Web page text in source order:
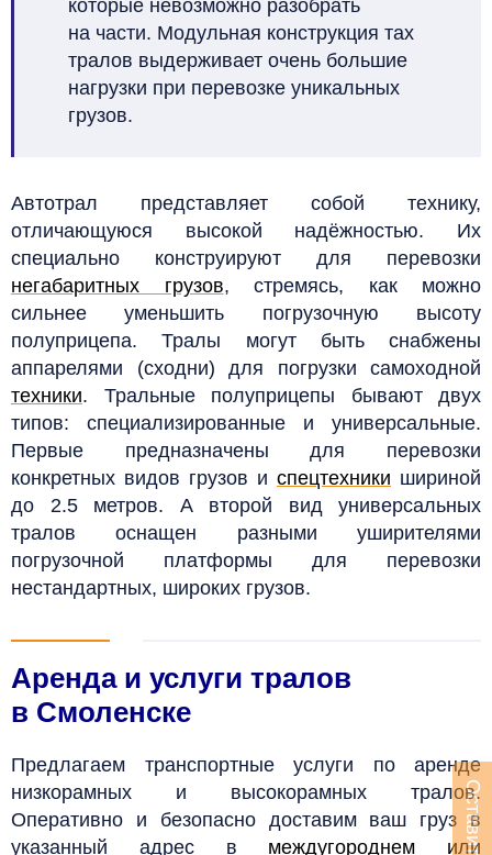
которые невозможно разобрать
на части. Модульная конструкция тах
тралов выдерживает очень большие
нагрузки при перевозке уникальных
грузов.
Автотрал представляет собой технику,
отличающуюся высокой надёжностью. Их
специально конструируют для перевозки
негабаритных грузов, стремясь, как можно
сильнее уменьшить погрузочную высоту
полуприцепа. Тралы могут быть снабжены
аппарелями (сходни) для погрузки самоходной
техники. Тральные полуприцепы бывают двух
типов: специализированные и универсальные.
Первые предназначены для перевозки
конкретных видов грузов и спецтехники шириной
до 2.5 метров. А второй вид универсальных
тралов оснащен разными уширителями
погрузочной платформы для перевозки
нестандартных, широких грузов.
Аренда и услуги тралов
в Смоленске
Предлагаем транспортные услуги по аренде
низкорамных и высокорамных тралов.
Оперативно и безопасно доставим ваш груз в
указанный адрес в междугороднем или